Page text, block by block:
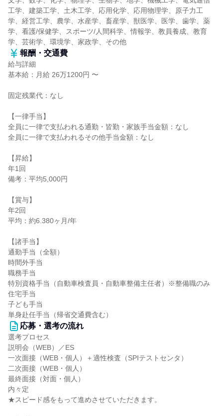
工学、建築工学、土木工学、応用化学、応用物理学、原子力工
学、経営工学、農学、水産学、畜産学、獣医学、医学、歯学、薬
学、看護/保健学、スポーツ/人間科学、情報学、教員養成、教育
学、芸術学、環境学、家政学、その他
報酬・交通費
給与詳細
基本給：月給 26万1200円 〜
固定残業代：なし
【一律手当】
全員に一律で支払われる通勤・皆勤・家族手当金額：なし
全員に一律で支払われるその他手当金額：なし
【昇給】
年1回
備考：平均5,000円
【賞与】
年2回
平均：約6.380ヶ月/年
【諸手当】
通勤手当（全額）
時間外手当
職務手当
特別資格手当（自動車検査員・自動車整備主任者）※整備職のみ
住宅手当
子ども手当
単身赴任手当（帰省交通費含む）
応募・選考の流れ
選考プロセス
説明会（WEB）／ES
一次面接（WEB・個人）＋適性検査（SPIテストセンタ）
二次面接（WEB・個人）
最終面接（対面・個人）
内々定
★スピード感をもって進めさせていただきます。